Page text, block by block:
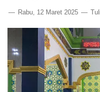
Rabu, 12 Maret 2025